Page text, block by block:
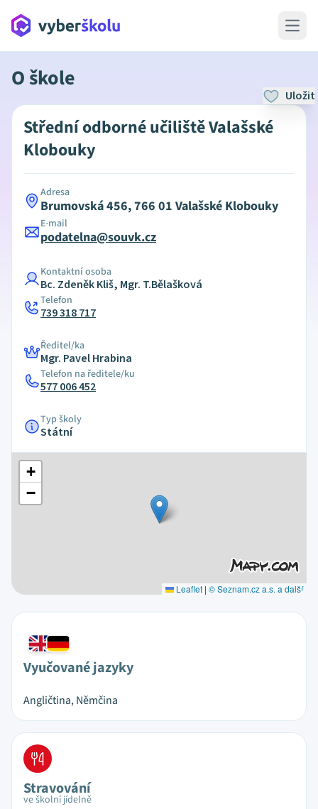
Open
O škole
Uložit
Střední odborné učiliště Valašské
Klobouky
Adresa
Brumovská 456, 766 01 Valašské Klobouky
E-mail
podatelna@souvk.cz
Kontaktní osoba
Bc. Zdeněk Kliš, Mgr. T.Bělašková
Telefon
739 318 717
Ředitel/ka
Mgr. Pavel Hrabina
Telefon na ředitele/ku
577 006 452
Typ školy
Státní
+
−
Leaflet | © Seznam.cz a.s. a další
Vyučované jazyky
Angličtina, Němčina
Stravování
ve školní jídelně